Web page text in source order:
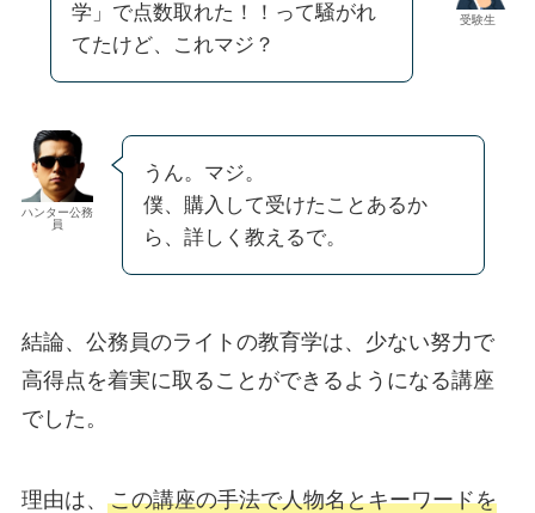
受験生
学」で点数取れた！！って騒がれ
てたけど、これマジ？
ハンター公務
員
うん。マジ。
僕、購入して受けたことあるか
ら、詳しく教えるで。
結論、公務員のライトの教育学は、少ない努力で
高得点を着実に取ることができるようになる講座
でした。
理由は、 この講座の手法で人物名とキーワードを